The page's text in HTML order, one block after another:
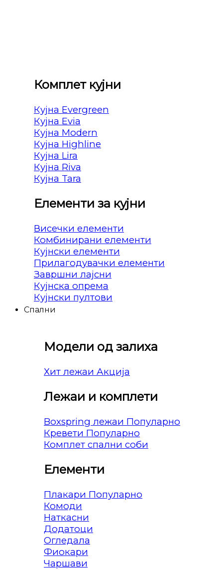
Комплет кујни
Кујна Evergreen
Кујна Evia
Кујна Modern
Кујна Highline
Кујна Lira
Кујна Riva
Кујна Tara
Елементи за кујни
Висечки елементи
Комбинирани елементи
Кујнски елементи
Прилагодувачки елементи
Завршни лајсни
Кујнска опрема
Кујнски пултови
Спални
Модели од залиха
Хит лежаи
Лежаи и комплети
Boxspring лежаи
Кревети
Комплет спални соби
Елементи
Плакари
Комоди
Наткасни
Додатоци
Огледала
Фиокари
Чаршави